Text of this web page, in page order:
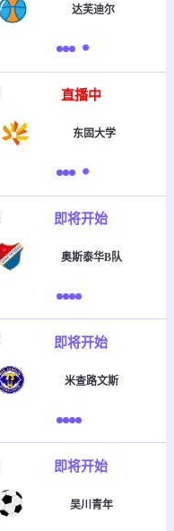
达芙迪尔
直播中
东固大学
即将开始
奥斯泰华B队
即将开始
米查路文斯
即将开始
吴川青年